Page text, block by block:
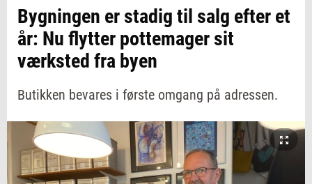
Bygningen er stadig til salg efter et
år: Nu flytter pottemager sit
værksted fra byen
Butikken bevares i første omgang på adressen.